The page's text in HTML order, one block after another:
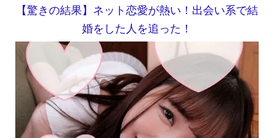
【驚きの結果】ネット恋愛が熱い！出会い系で結
婚をした人を追った！